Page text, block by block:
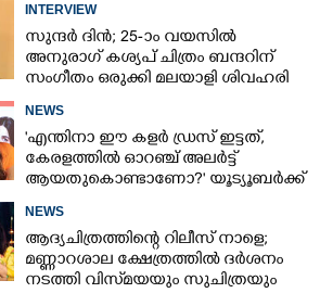
INTERVIEW
സുന്ദർ ദിൻ; 25-ാം വയസിൽ
അനുരാഗ് കശ്യപ് ചിത്രം ബന്ദറിന്
സംഗീതം ഒരുക്കി മലയാളി ശിവഹരി
NEWS
'എന്തിനാ ഈ കളർ ഡ്രസ് ഇട്ടത്,
കേരളത്തിൽ ഓറഞ്ച് അല‌ർട്ട്
ആയതുകൊണ്ടാണോ?' യൂട്യൂബർക്ക്
NEWS
ആദ്യചിത്രത്തിന്റെ റിലീസ് നാളെ;
മണ്ണാറശാല ക്ഷേത്രത്തിൽ ദർശനം
നടത്തി വിസ്‌മയയും സുചിത്രയും